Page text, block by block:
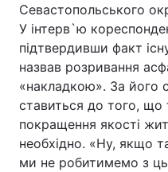
Контакти
Послуги
Севастопольського
У інтерв`ю
підтвердивши факт
назвав розривання
«накладкою». За його
ставиться до того, що
покращення якості
необхідно. «Ну, якщо
ми не робитимемо з